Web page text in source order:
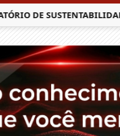
DE SUSTENTABILIDADE